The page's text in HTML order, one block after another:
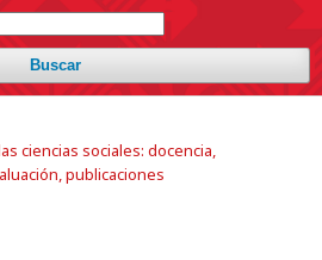
Buscar
ciencias sociales: docencia,
publicaciones